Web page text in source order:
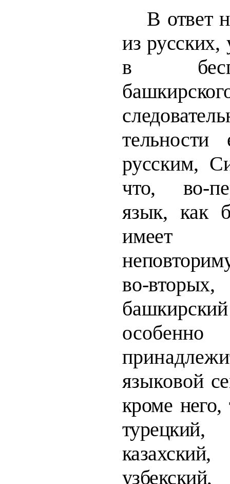
В ответ
из русских,
в бес­
тельности
русским,
что, во-
язык, как
имеет
во-
языковой
кроме него,
узбекский,